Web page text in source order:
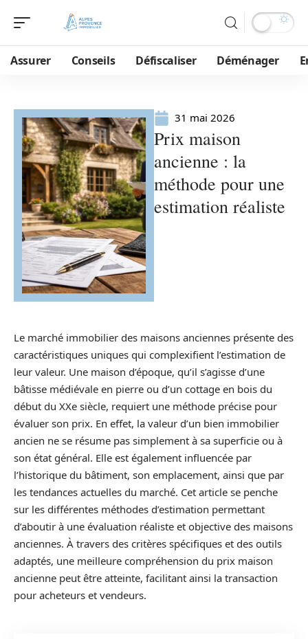
Assurer Conseils Défiscaliser Déménager
31 mai 2026
Prix maison
ancienne : la
méthode pour une
estimation réaliste
Le marché immobilier des maisons anciennes présente des
caractéristiques uniques qui complexifient l’estimation de
leur valeur. Une maison d’époque, qu’il s’agisse d’une
bâtisse médiévale en pierre ou d’un cottage en bois du
début du XXe siècle, requiert une méthode précise pour
évaluer son prix. En effet, la valeur d’un bien immobilier
ancien ne se résume pas simplement à sa superficie ou à
son état général. Elle est également influencée par
l’historique du bâtiment, son emplacement, ainsi que par
les tendances actuelles du marché. Cet article se penche
sur les différentes méthodes d’estimation permettant
d’aboutir à une évaluation réaliste et objective des maisons
anciennes. À travers des critères spécifiques et des outils
adaptés, une meilleure compréhension du prix maison
ancienne peut être atteinte, facilitant ainsi la transaction
pour acheteurs et vendeurs.